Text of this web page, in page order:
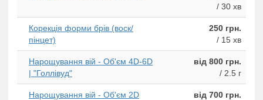
/ 30 хв
Корекція форми брів (воск/
пінцет)
250 грн.
/ 15 хв
Нарощування вій - Об'єм 4D-6D
| "Голлівуд"
від 800 грн.
/ 2.5 г
Нарощування вій - Об'єм 2D
від 700 грн.